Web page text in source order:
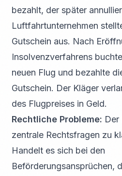
bezahlt, der später
Luftfahrtunternehmen
Gutschein aus. Nach
Insolvenzverfahrens
neuen Flug und bezahlte
Gutschein. Der Kläger
des Flugpreises in Geld.
Rechtliche Probleme: Der
zentrale Rechtsfragen zu
Handelt es sich bei den
Beförderungsansprüchen,